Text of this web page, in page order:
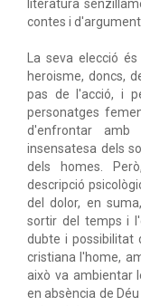
literatura
contes i d'argument
La seva elecció
heroisme, doncs,
pas de l'acció, i
personatges
d'enfrontar
insensatesa dels
dels homes.
descripció
del dolor, en
sortir del temps i
dubte i possibilitat
cristiana l'home,
això va ambientar
en absència de